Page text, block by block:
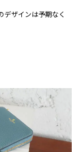
デザインは予期なく